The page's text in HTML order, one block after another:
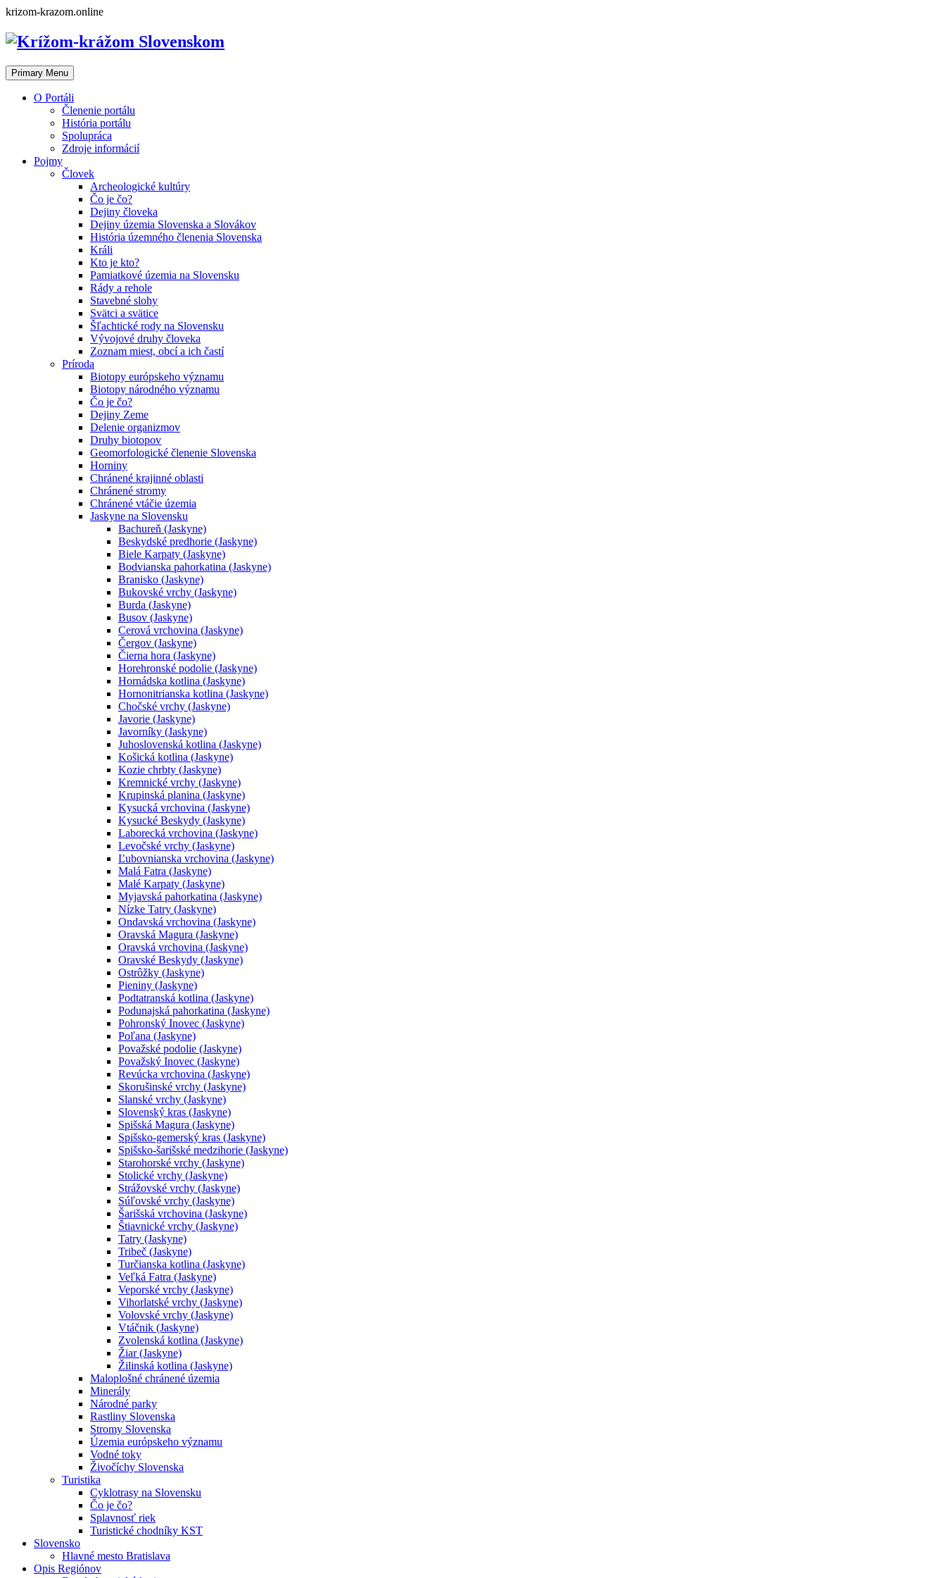
Skip
content
krizom-krazom.online
Primary Menu
O Portáli
Členenie portálu
História portálu
Spolupráca
Zdroje informácií
Pojmy
Človek
Archeologické kultúry
Čo je čo?
Dejiny človeka
Dejiny územia Slovenska a Slovákov
História územného členenia Slovenska
Králi
Kto je kto?
Pamiatkové územia na Slovensku
Rády a rehole
Stavebné slohy
Svätci a svätice
Šľachtické rody na Slovensku
Vývojové druhy človeka
Zoznam miest, obcí a ich častí
Príroda
Biotopy európskeho významu
Biotopy národného významu
Čo je čo?
Dejiny Zeme
Delenie organizmov
Druhy biotopov
Geomorfologické členenie Slovenska
Horniny
Chránené krajinné oblasti
Chránené stromy
Chránené vtáčie územia
Jaskyne na Slovensku
Bachureň (Jaskyne)
Beskydské predhorie (Jaskyne)
Biele Karpaty (Jaskyne)
Bodvianska pahorkatina (Jaskyne)
Branisko (Jaskyne)
Bukovské vrchy (Jaskyne)
Burda (Jaskyne)
Busov (Jaskyne)
Cerová vrchovina (Jaskyne)
Čergov (Jaskyne)
Čierna hora (Jaskyne)
Horehronské podolie (Jaskyne)
Hornádska kotlina (Jaskyne)
Hornonitrianska kotlina (Jaskyne)
Chočské vrchy (Jaskyne)
Javorie (Jaskyne)
Javorníky (Jaskyne)
Juhoslovenská kotlina (Jaskyne)
Košická kotlina (Jaskyne)
Kozie chrbty (Jaskyne)
Kremnické vrchy (Jaskyne)
Krupinská planina (Jaskyne)
Kysucká vrchovina (Jaskyne)
Kysucké Beskydy (Jaskyne)
Laborecká vrchovina (Jaskyne)
Levočské vrchy (Jaskyne)
Ľubovnianska vrchovina (Jaskyne)
Malá Fatra (Jaskyne)
Malé Karpaty (Jaskyne)
Myjavská pahorkatina (Jaskyne)
Nízke Tatry (Jaskyne)
Ondavská vrchovina (Jaskyne)
Oravská Magura (Jaskyne)
Oravská vrchovina (Jaskyne)
Oravské Beskydy (Jaskyne)
Ostrôžky (Jaskyne)
Pieniny (Jaskyne)
Podtatranská kotlina (Jaskyne)
Podunajská pahorkatina (Jaskyne)
Pohronský Inovec (Jaskyne)
Poľana (Jaskyne)
Považské podolie (Jaskyne)
Považský Inovec (Jaskyne)
Revúcka vrchovina (Jaskyne)
Skorušinské vrchy (Jaskyne)
Slanské vrchy (Jaskyne)
Slovenský kras (Jaskyne)
Spišská Magura (Jaskyne)
Spišsko-gemerský kras (Jaskyne)
Spišsko-šarišské medzihorie (Jaskyne)
Starohorské vrchy (Jaskyne)
Stolické vrchy (Jaskyne)
Strážovské vrchy (Jaskyne)
Súľovské vrchy (Jaskyne)
Šarišská vrchovina (Jaskyne)
Štiavnické vrchy (Jaskyne)
Tatry (Jaskyne)
Tribeč (Jaskyne)
Turčianska kotlina (Jaskyne)
Veľká Fatra (Jaskyne)
Veporské vrchy (Jaskyne)
Vihorlatské vrchy (Jaskyne)
Volovské vrchy (Jaskyne)
Vtáčnik (Jaskyne)
Zvolenská kotlina (Jaskyne)
Žiar (Jaskyne)
Žilinská kotlina (Jaskyne)
Maloplošné chránené územia
Minerály
Národné parky
Rastliny Slovenska
Stromy Slovenska
Územia európskeho významu
Vodné toky
Živočíchy Slovenska
Turistika
Cyklotrasy na Slovensku
Čo je čo?
Splavnosť riek
Turistické chodníky KST
Slovensko
Hlavné mesto Bratislava
Opis Regiónov